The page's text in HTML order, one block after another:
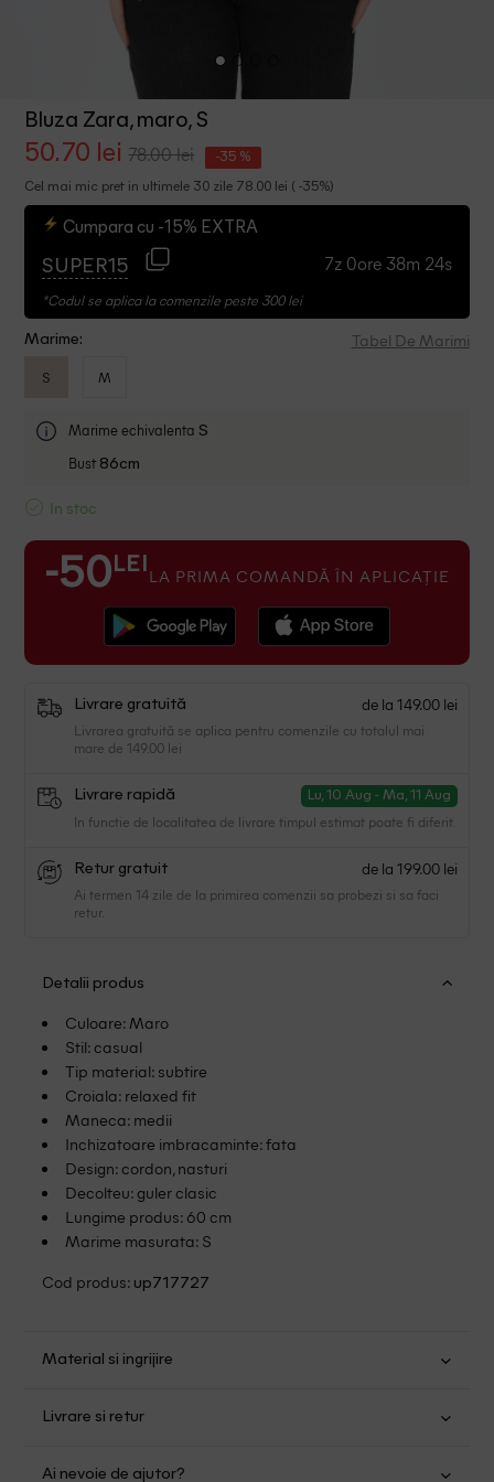
Bluza Zara, maro, S
50.70 lei 78.00 lei -35 %
Cel mai mic pret in ultimele 30 zile 78.00 lei ( -35%)
Cumpara cu -15% EXTRA
SUPER15 7z 0ore 38m 24s
*Codul se aplica la comenzile peste 300 lei
Marime: Tabel De Marimi
S M
Marime echivalenta S
Bust 86cm
In stoc
-50 LEI LA PRIMA COMANDĂ ÎN APLICAȚIE
Livrare gratuită de la 149.00 lei
Livrarea gratuită se aplica pentru comenzile cu totalul mai
mare de 149.00 lei
Livrare rapidă Lu, 10 Aug - Ma, 11 Aug
In functie de localitatea de livrare timpul estimat poate fi diferit.
Retur gratuit de la 199.00 lei
Ai termen 14 zile de la primirea comenzii sa probezi si sa faci
retur.
Detalii produs
Culoare: Maro
Stil: casual
Tip material: subtire
Croiala: relaxed fit
Maneca: medii
Inchizatoare imbracaminte: fata
Design: cordon, nasturi
Decolteu: guler clasic
Lungime produs: 60 cm
Marime masurata: S
Cod produs: up717727
Material si ingrijire
Nu folositi inalbitor
Livrare si retur
Ai nevoie de ajutor?